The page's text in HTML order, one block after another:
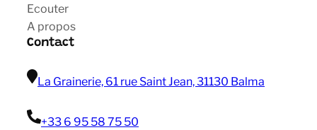
Ecouter
A propos
Contact
La Grainerie, 61 rue Saint Jean, 31130 Balma
+33 6 95 58 75 50